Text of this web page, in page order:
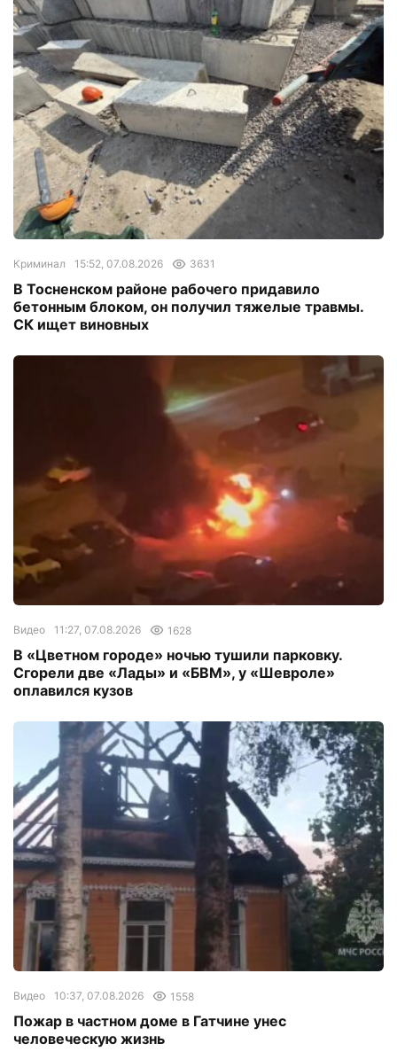
Криминал 15:52, 07.08.2026 3631
В Тосненском районе рабочего придавило
бетонным блоком, он получил тяжелые травмы.
СК ищет виновных
Видео 11:27, 07.08.2026 1628
В «Цветном городе» ночью тушили парковку.
Сгорели две «Лады» и «БВМ», у «Шевроле»
оплавился кузов
Видео 10:37, 07.08.2026 1558
Пожар в частном доме в Гатчине унес
человеческую жизнь